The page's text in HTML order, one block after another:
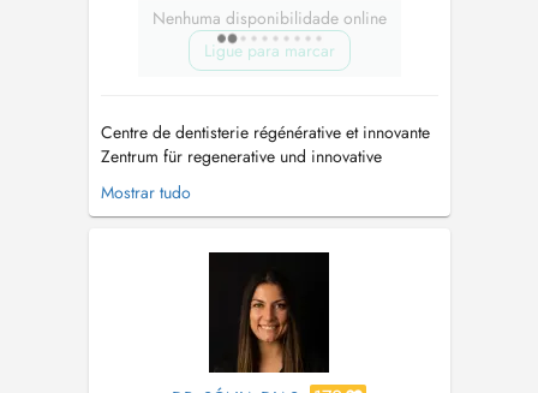
Nenhuma disponibilidade online
Ligue para marcar
Centre de dentisterie régénérative et innovante
Zentrum für regenerative und innovative
Zahnmedizin Centre for regenerative and
innovative dentistry Liebe Patientinnen und
Praxis Kiantu! In unserer famili...
Mostrar tudo